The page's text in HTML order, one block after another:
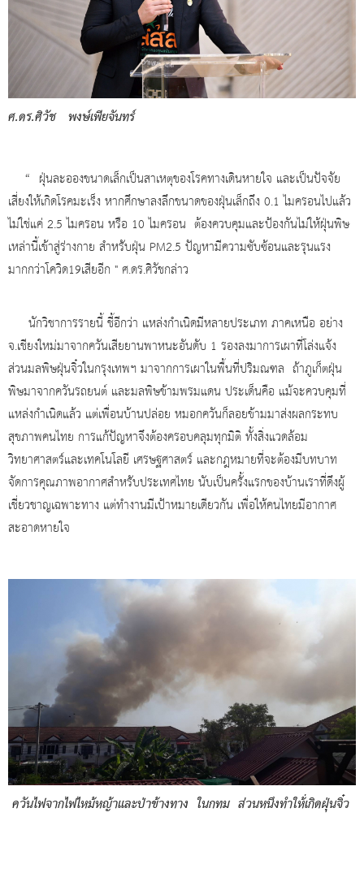
ศ.ดร.ศิวัช พงษ์เพียจันทร์
“ ฝุ่นละอองขนาดเล็กเป็นสาเหตุของโรคทางเดินหายใจ และเป็นปัจจัย
เสี่ยงให้เกิดโรคมะเร็ง หากศึกษาลงลึกขนาดของฝุ่นเล็กถึง 0.1 ไมครอนไปแล้ว
ไม่ใช่แค่ 2.5 ไมครอน หรือ 10 ไมครอน ต้องควบคุมและป้องกันไม่ให้ฝุ่นพิษ
เหล่านี้เข้าสู่ร่างกาย สำหรับฝุ่น PM2.5 ปัญหามีความซับซ้อนและรุนแรง
มากกว่าโควิด19เสียอีก " ศ.ดร.ศิวัชกล่าว
นักวิชาการรายนี้ ชี้อีกว่า แหล่งกำเนิดมีหลายประเภท ภาคเหนือ อย่าง
จ.เชียงใหม่มาจากควันเสียยานพาหนะอันดับ 1 รองลงมาการเผาที่โล่งแจ้ง
ส่วนมลพิษฝุ่นจิ๋วในกรุงเทพฯ มาจากการเผาในพื้นที่ปริมณฑล ถ้าภูเก็ตฝุ่น
พิษมาจากควันรถยนต์ และมลพิษข้ามพรมแดน ประเด็นคือ แม้จะควบคุมที่
แหล่งกำเนิดแล้ว แต่เพื่อนบ้านปล่อย หมอกควันก็ลอยข้ามมาส่งผลกระทบ
สุขภาพคนไทย การแก้ปัญหาจึงต้องครอบคลุมทุกมิติ ทั้งสิ่งแวดล้อม
วิทยาศาสตร์และเทคโนโลยี เศรษฐศาสตร์ และกฎหมายที่จะต้องมีบทบาท
จัดการคุณภาพอากาศสำหรับประเทศไทย นับเป็นครั้งแรกของบ้านเราที่ดึงผู้
เชี่ยวชาญเฉพาะทาง แต่ทำงานมีเป้าหมายเดียวกัน เพื่อให้คนไทยมีอากาศ
สะอาดหายใจ
ควันไฟจากไฟไหม้หญ้าและป่าข้างทาง ในกทม ส่วนหนึงทำให้่เกิดฝุ่นจิ๋ว